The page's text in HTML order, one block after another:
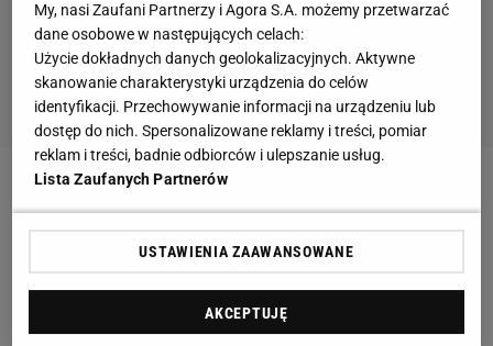
2020?
Lechia nie musi Wolskiemu wypłacać wszystkich
pensji
My, nasi Zaufani Partnerzy i Agora S.A. możemy przetwarzać
dane osobowe w następujących celach:
Użycie dokładnych danych geolokalizacyjnych. Aktywne
skanowanie charakterystyki urządzenia do celów
identyfikacji. Przechowywanie informacji na urządzeniu lub
dostęp do nich. Spersonalizowane reklamy i treści, pomiar
reklam i treści, badnie odbiorców i ulepszanie usług.
Lista Zaufanych Partnerów
USTAWIENIA ZAAWANSOWANE
AKCEPTUJĘ